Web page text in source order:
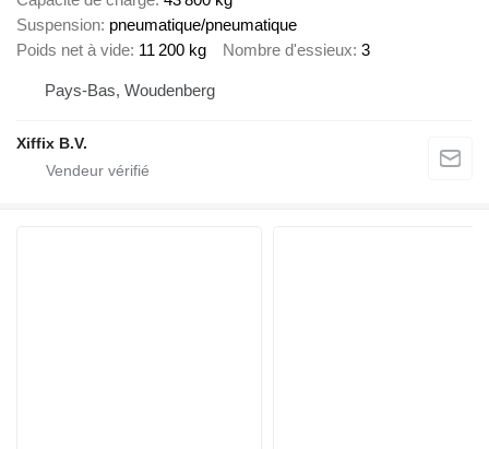
Suspension pneumatique/pneumatique
Poids net à vide 11 200 kg Nombre d'essieux 3
Pays-Bas, Woudenberg
Xiffix B.V.